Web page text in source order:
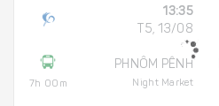
7h 00m
13:35
T5, 13/08
PHNÔM PÊNH
Night Market